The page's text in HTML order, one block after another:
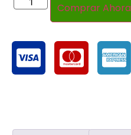
Comprar Ahora